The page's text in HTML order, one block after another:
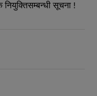
नियुक्तिसम्बन्धी सूचना !